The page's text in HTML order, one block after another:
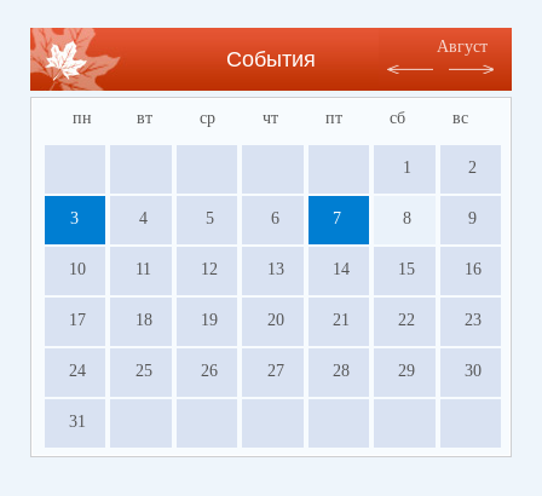
https://forms.yandex.ru/u/654a03d1c09c0208ebfb6335/
⚡️Напоминаем, что в связи с очередным
отпуском специалистов ПМПК не будет работать
с 1 по 28 июля 2026 года.
События
Август
пн вт ср чт пт сб вс
1 2
3 4 5 6 7 8 9
10 11 12 13 14 15 16
17 18 19 20 21 22 23
24 25 26 27 28 29 30
31